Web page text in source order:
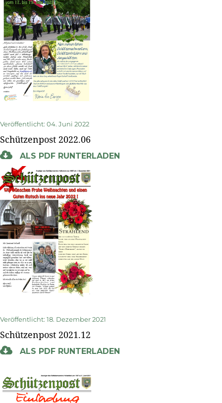
Veröffentlicht: 04. Juni 2022
Schützenpost 2022.06
ALS PDF RUNTERLADEN
Veröffentlicht: 18. Dezember 2021
Schützenpost 2021.12
ALS PDF RUNTERLADEN